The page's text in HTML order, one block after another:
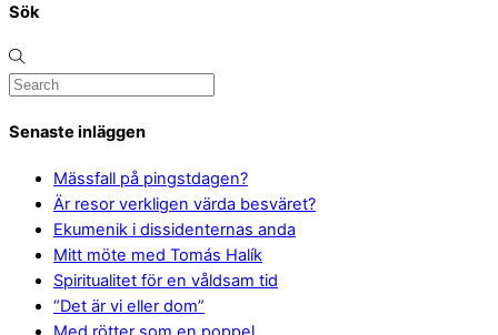
Sök
Senaste inläggen
Mässfall på pingstdagen?
Är resor verkligen värda besväret?
Ekumenik i dissidenternas anda
Mitt möte med Tomás Halík
Spiritualitet för en våldsam tid
“Det är vi eller dom”